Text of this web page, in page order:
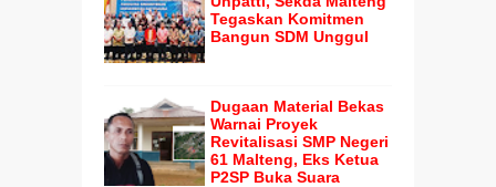
Tegaskan Komitmen
Bangun SDM Unggul
Dugaan Material Bekas
Warnai Proyek
Revitalisasi SMP Negeri
61 Malteng, Eks Ketua
P2SP Buka Suara